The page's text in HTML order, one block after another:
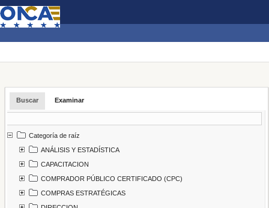
Buscar Examinar
Categoría de raíz
ANÁLISIS Y ESTADÍSTICA
CAPACITACION
COMPRADOR PÚBLICO CERTIFICADO (CPC)
COMPRAS ESTRATÉGICAS